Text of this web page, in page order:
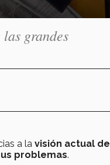
grandes
a la visión actual de
problemas.